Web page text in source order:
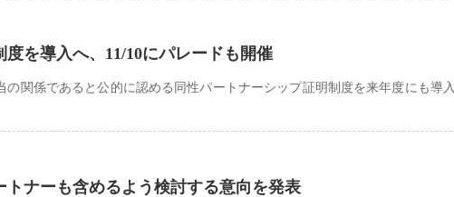
を導入へ、11/10にパレードも開催
関係であると公的に認める同性パートナーシップ証明制度を来年度にも導入
トナーも含めるよう検討する意向を発表